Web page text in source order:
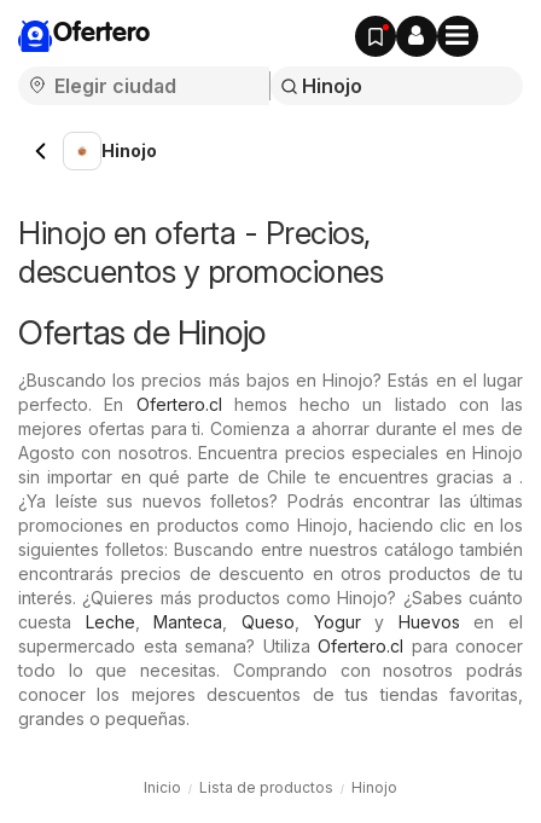
Ofertero
Hinojo
Hinojo en oferta - Precios,
descuentos y promociones
Ofertas de Hinojo
¿Buscando los precios más bajos en Hinojo? Estás en el lugar
perfecto. En Ofertero.cl hemos hecho un listado con las
mejores ofertas para ti. Comienza a ahorrar durante el mes de
Agosto con nosotros. Encuentra precios especiales en Hinojo
sin importar en qué parte de Chile te encuentres gracias a .
¿Ya leíste sus nuevos folletos? Podrás encontrar las últimas
promociones en productos como Hinojo, haciendo clic en los
siguientes folletos: Buscando entre nuestros catálogo también
encontrarás precios de descuento en otros productos de tu
interés. ¿Quieres más productos como Hinojo? ¿Sabes cuánto
cuesta Leche ,Manteca Queso Yogury Huevos en el
supermercado esta semana? Utiliza Ofertero.cl para conocer
todo lo que necesitas. Comprando con nosotros podrás
conocer los mejores descuentos de tus tiendas favoritas,
grandes o pequeñas.
Inicio Lista de productos Hinojo